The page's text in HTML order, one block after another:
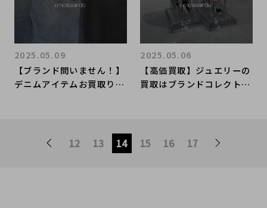
【ブランド問いません！】
デニムアイテムお買取りさ
2025.05.09
【高価買取】ジュエリーの
買取はブランドコレクト表
2025.05.06
12 13 14 15 16 17